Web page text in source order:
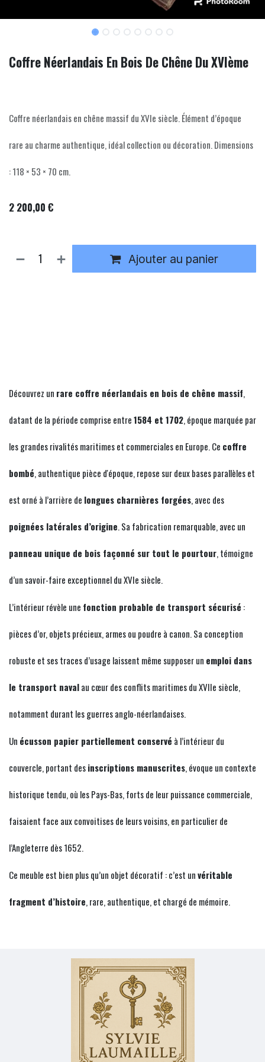
Coffre Néerlandais En Bois De Chêne Du XVIème
Coffre néerlandais en chêne massif du XVIe siècle. Élément d’époque
rare au charme authentique, idéal collection ou décoration. Dimensions
: 118 × 53 × 70 cm.
2 200,00 €
Ajouter au panier
Découvrez un rare coffre néerlandais en bois de chêne massif,
datant de la période comprise entre1584 et 1702, époque marquée par
les grandes rivalités maritimes et commerciales en Europe. Ce coffre
bombé, authentique pièce d'époque, repose sur deux bases parallèles et
est orné à l’arrière de longues charnières forgées, avec des
poignées latérales d’origine. Sa fabrication remarquable, avec un
panneau unique de bois façonné sur tout le pourtour, témoigne
d’un savoir-faire exceptionnel du XVIe siècle.
L’intérieur révèle une fonction probable de transport sécurisé :
pièces d’or, objets précieux, armes ou poudre à canon. Sa conception
robuste et ses traces d’usage laissent même supposer un emploi dans
le transport navalau cœur des conflits maritimes du XVIIe siècle,
notamment durant les guerres anglo-néerlandaises.
Un écusson papier partiellement conservé à l’intérieur du
couvercle, portant desinscriptions manuscrites, évoque un contexte
historique tendu, où les Pays-Bas, forts de leur puissance commerciale,
faisaient face aux convoitises de leurs voisins, en particulier de
l’Angleterre dès 1652.
Ce meuble est bien plus qu’un objet décoratif : c’est unvéritable
fragment d’histoire, rare, authentique, et chargé de mémoire.